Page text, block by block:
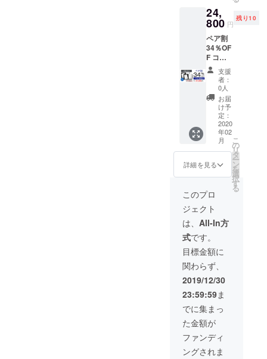
時期が
遅れる
場合、
早急に
ご連絡
致しま
す。
容】
■『iNot
e』 × 1
個 ■
ノート
× 1個 ■
専用ペ
ン × 1個
■専用ペ
ンのイ
ンク × 5
■USB
ケーブ
ル × 1個
■日本語
説明書
況によ
り出荷
時期が
遅れる
場合、
早急に
ご連絡
致しま
す。
24,
800 円
残り10
ペア割
34％OF
F コー
ス 定価
37,400
円 →
24,800
（税・
送料
込） 配
送時
期：
2020年
2月末予
定 【内
容】
■『iNot
e』 × 2
個 ■
ノート
× 2個 ■
専用ペ
ン × 2個
■専用ペ
ンのイ
ンク ×
10個
■USB
ケーブ
ル × 2個
■日本語
説明書
× 2個 ※
支援
者：
0人
お届
け予
定：
2020
年02
月
詳細を見る
こ
の
リ
タ
ー
ン
を
選
択
す
る
このプロ
ジェクト
は、 All-In方
式です。
目標金額に
関わらず、
2019/12/30
23:59:59ま
でに集まっ
た金額が
ファンディ
ングされま